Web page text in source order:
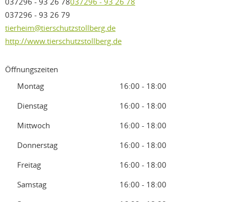
037296 - 93 26 79
tierheim@tierschutzstollberg.de
http://www.tierschutzstollberg.de
Öffnungszeiten
Montag
16:00 - 18:00
Dienstag
16:00 - 18:00
Mittwoch
16:00 - 18:00
Donnerstag
16:00 - 18:00
Freitag
16:00 - 18:00
Samstag
16:00 - 18:00